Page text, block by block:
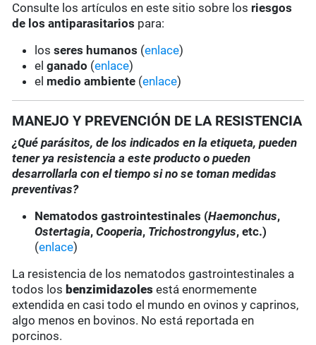
Consulte los artículos en este sitio sobre los riesgos
de los antiparasitarios para:
losseres humanos (enlace)
elganado (enlace)
el medio ambiente (enlace)
MANEJO Y PREVENCIÓN DE LA RESISTENCIA
¿Qué parásitos, de los indicados en la etiqueta, pueden
tener ya resistencia a este producto o pueden
desarrollarla con el tiempo si no se toman medidas
preventivas?
Nematodos gastrointestinales (Haemonchus,
Ostertagia,Cooperia, Trichostrongylus, etc.)
(enlace)
La resistencia de los nematodos gastrointestinales a
todos los benzimidazoles está enormemente
extendida en casi todo el mundo en ovinos y caprinos,
algo menos en bovinos. No está reportada en
porcinos.